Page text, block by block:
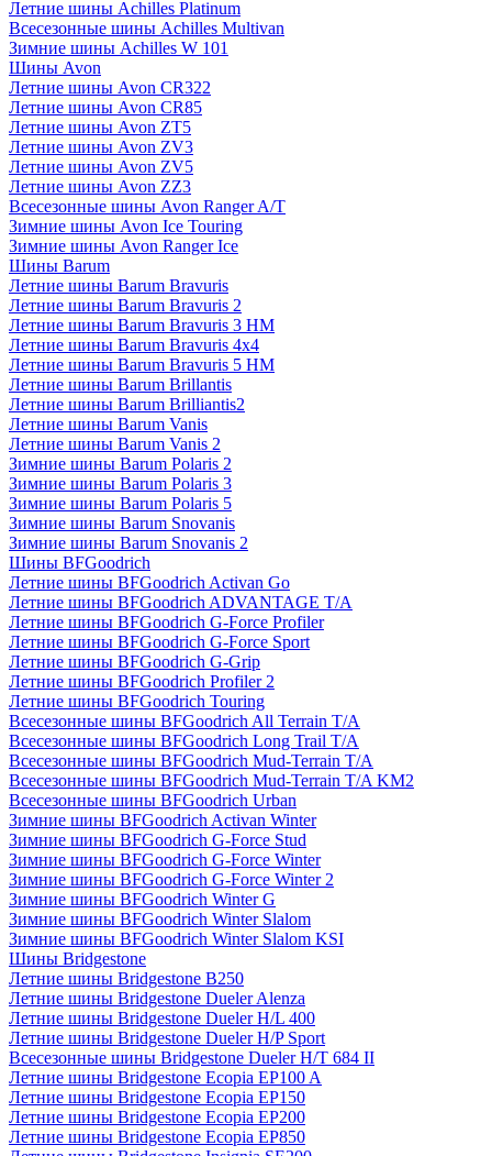
Летние шины Achilles Platinum
Всесезонные шины Achilles Multivan
Зимние шины Achilles W 101
Шины Avon
Летние шины Avon CR322
Летние шины Avon CR85
Летние шины Avon ZT5
Летние шины Avon ZV3
Летние шины Avon ZV5
Летние шины Avon ZZ3
Всесезонные шины Avon Ranger A/T
Зимние шины Avon Ice Touring
Зимние шины Avon Ranger Ice
Шины Barum
Летние шины Barum Bravuris
Летние шины Barum Bravuris 2
Летние шины Barum Bravuris 3 HM
Летние шины Barum Bravuris 4х4
Летние шины Barum Bravuris 5 HM
Летние шины Barum Brillantis
Летние шины Barum Brilliantis2
Летние шины Barum Vanis
Летние шины Barum Vanis 2
Зимние шины Barum Polaris 2
Зимние шины Barum Polaris 3
Зимние шины Barum Polaris 5
Зимние шины Barum Snovanis
Зимние шины Barum Snovanis 2
Шины BFGoodrich
Летние шины BFGoodrich Activan Go
Летние шины BFGoodrich ADVANTAGE T/A
Летние шины BFGoodrich G-Force Profiler
Летние шины BFGoodrich G-Force Sport
Летние шины BFGoodrich G-Grip
Летние шины BFGoodrich Profiler 2
Летние шины BFGoodrich Touring
Всесезонные шины BFGoodrich All Terrain T/A
Всесезонные шины BFGoodrich Long Trail T/A
Всесезонные шины BFGoodrich Mud-Terrain T/A
Всесезонные шины BFGoodrich Mud-Terrain T/A KM2
Всесезонные шины BFGoodrich Urban
Зимние шины BFGoodrich Activan Winter
Зимние шины BFGoodrich G-Force Stud
Зимние шины BFGoodrich G-Force Winter
Зимние шины BFGoodrich G-Force Winter 2
Зимние шины BFGoodrich Winter G
Зимние шины BFGoodrich Winter Slalom
Зимние шины BFGoodrich Winter Slalom KSI
Шины Bridgestone
Летние шины Bridgestone B250
Летние шины Bridgestone Dueler Alenza
Летние шины Bridgestone Dueler H/L 400
Летние шины Bridgestone Dueler H/P Sport
Всесезонные шины Bridgestone Dueler H/T 684 II
Летние шины Bridgestone Ecopia EP100 A
Летние шины Bridgestone Ecopia EP150
Летние шины Bridgestone Ecopia EP200
Летние шины Bridgestone Ecopia EP850